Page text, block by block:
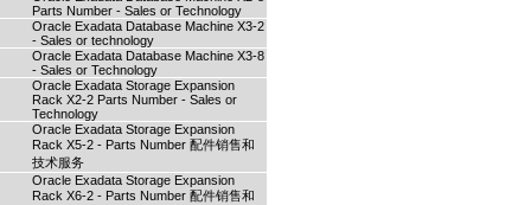
Parts Number - Sales or Technology
Oracle Exadata Database Machine X3-2
- Sales or technology
Oracle Exadata Database Machine X3-8
- Sales or Technology
Oracle Exadata Storage Expansion
Rack X2-2 Parts Number - Sales or
Technology
Oracle Exadata Storage Expansion
Rack X5-2 - Parts Number 配件销售和
技术服务
Oracle Exadata Storage Expansion
Rack X6-2 - Parts Number 配件销售和